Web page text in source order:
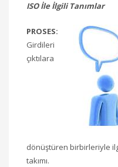
ISO İle İlgili Tanımlar
PROSES:
Girdileri
çıktılara
dönüştüren birbirleriyle
takımı.